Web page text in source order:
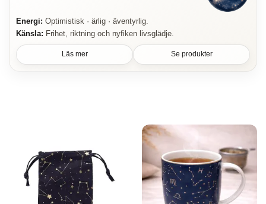
Energi: Optimistisk · ärlig · äventyrlig.
Känsla: Frihet, riktning och nyfiken livsglädje.
Läs mer Se produkter